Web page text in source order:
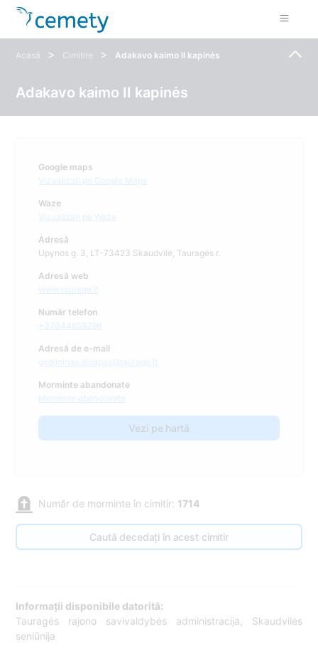
Acasă > Cimitire > Adakavo kaimo II kapinės
Adakavo kaimo II kapinės
Google maps
Vizualizați pe Google Maps
Waze
Vizualizați pe Waze
Adresă
Upynos g. 3, LT-73423 Skaudvilė, Tauragės r.
Adresă web
www.taurage.lt
Număr telefon
+37044658296
Adresă de e-mail
gediminas.dinapas@taurage.lt
Morminte abandonate
Morminte abandonate
Vezi pe hartă
Număr de morminte în cimitir: 1714
Caută decedați în acest cimitir
Informații disponibile datorită:
Tauragės rajono savivaldybės administracija, Skaudvilės
seniūnija